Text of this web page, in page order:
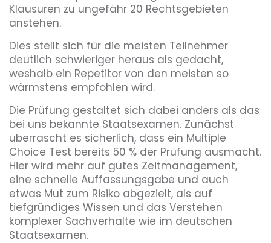
Klausuren zu ungefähr 20 Rechtsgebieten
anstehen.
Dies stellt sich für die meisten Teilnehmer
deutlich schwieriger heraus als gedacht,
weshalb ein Repetitor von den meisten so
wärmstens empfohlen wird.
Die Prüfung gestaltet sich dabei anders als das
bei uns bekannte Staatsexamen. Zunächst
überrascht es sicherlich, dass ein Multiple
Choice Test bereits 50 % der Prüfung ausmacht.
Hier wird mehr auf gutes Zeitmanagement,
eine schnelle Auffassungsgabe und auch
etwas Mut zum Risiko abgezielt, als auf
tiefgründiges Wissen und das Verstehen
komplexer Sachverhalte wie im deutschen
Staatsexamen.